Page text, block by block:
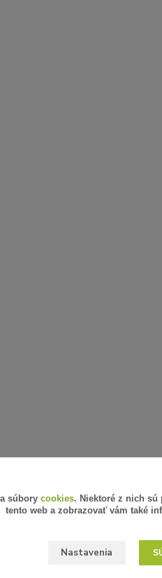
súbory cookies. Niektoré z nich
tento web a zobrazovať vám také
Nastavenia